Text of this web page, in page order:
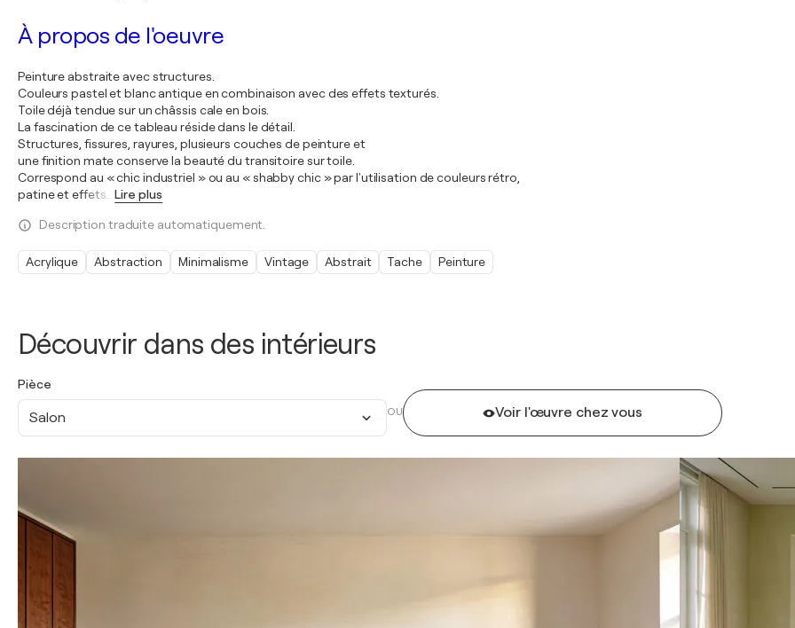
Découvrir dans des intérieurs
Pièce
Salon OU Voir l'œuvre chez vous
À propos de l'oeuvre
Peinture abstraite avec structures.
Couleurs pastel et blanc antique en combinaison avec des effets texturés.
Toile déjà tendue sur un châssis cale en bois.
La fascination de ce tableau réside dans le détail.
Structures, fissures, rayures, plusieurs couches de peinture et
une finition mate conserve la beauté du transitoire sur toile.
Correspond au « chic industriel » ou au « shabby chic » par l'utilisation de couleurs rétro,
patine et effets
Lire plus
Description traduite automatiquement.
Acrylique Abstraction Minimalisme Vintage Abstrait Tache Peinture